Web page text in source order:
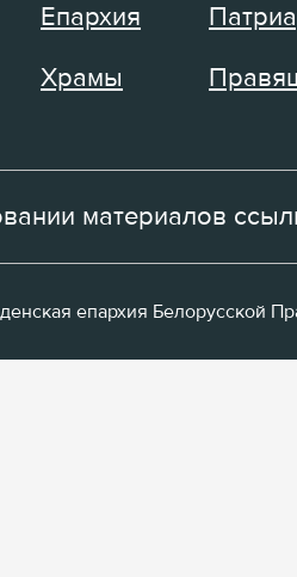
Епархия
Храмы
материалов
епархия Белорусской